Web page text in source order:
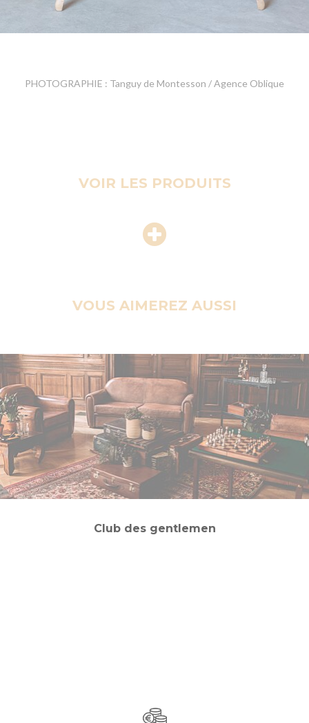
PHOTOGRAPHIE : Tanguy de Montesson / Agence Oblique
VOIR LES PRODUITS
VOUS AIMEREZ AUSSI
Club des gentlemen